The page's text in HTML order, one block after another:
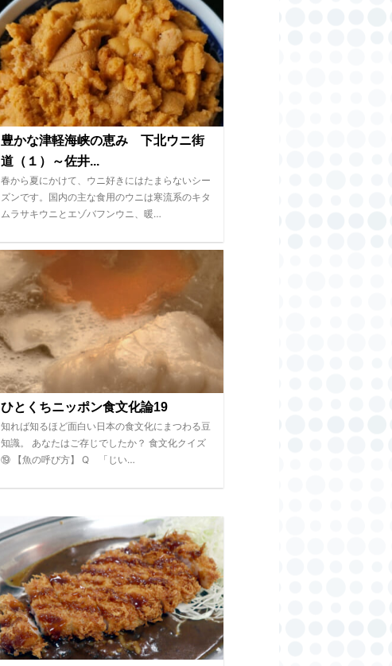
豊かな津軽海峡の恵み 下北ウニ街
道（１）～佐井...
春から夏にかけて、ウニ好きにはたまらないシー
ズンです。国内の主な食用のウニは寒流系のキタ
ムラサキウニとエゾバフンウニ、暖…
ひとくちニッポン食文化論19
知れば知るほど面白い日本の食文化にまつわる豆
知識。 あなたはご存じでしたか？ 食文化クイズ
⑲ 【魚の呼び方】 Q 「じい…